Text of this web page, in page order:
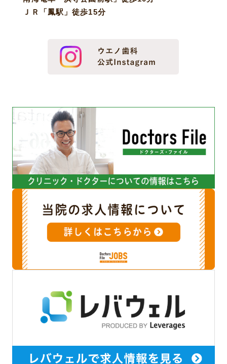
ＪＲ「鳳駅」徒歩15分